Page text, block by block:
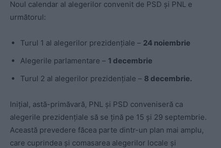
Noul calendar al alegerilor convenit de PSD și PNL e
următorul:
Turul 1 al alegerilor prezidențiale – 24 noiembrie
Alegerile parlamentare – 1 decembrie
Turul 2 al alegerilor prezidențiale – 8 decembrie.
Inițial, astă-primăvară, PNL și PSD conveniseră ca
alegerile prezidențiale să se țină pe 15 și 29 septembrie.
Această prevedere făcea parte dintr-un plan mai amplu,
care cuprindea și comasarea alegerilor locale și